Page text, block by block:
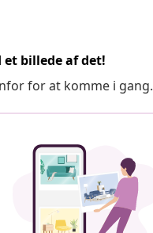
billede af det!
for at komme i gang.